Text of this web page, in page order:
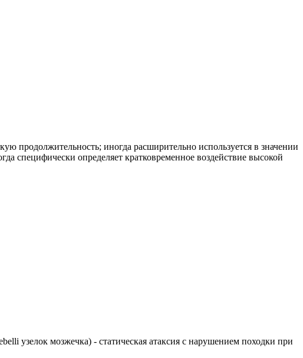
продолжительность; иногда расширительно используется в значении
специфически определяет кратковременное воздействие высокой
узелок мозжечка) - статическая атаксия с нарушением походки при